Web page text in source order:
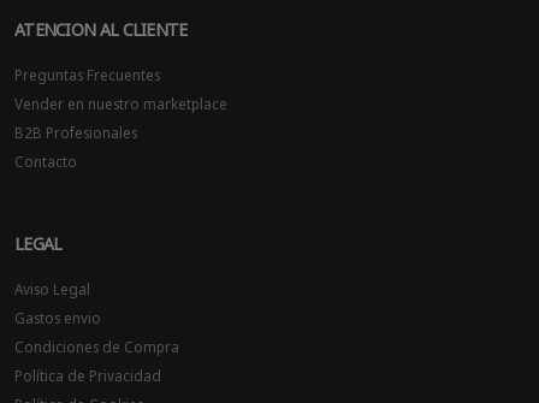
ATENCION AL CLIENTE
Preguntas Frecuentes
Vender en nuestro marketplace
B2B Profesionales
Contacto
LEGAL
Aviso Legal
Gastos envio
Condiciones de Compra
Política de Privacidad